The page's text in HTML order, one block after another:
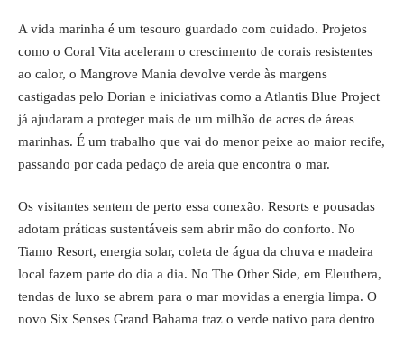
A vida marinha é um tesouro guardado com cuidado. Projetos
como o Coral Vita aceleram o crescimento de corais resistentes
ao calor, o Mangrove Mania devolve verde às margens
castigadas pelo Dorian e iniciativas como a Atlantis Blue Project
já ajudaram a proteger mais de um milhão de acres de áreas
marinhas. É um trabalho que vai do menor peixe ao maior recife,
passando por cada pedaço de areia que encontra o mar.
Os visitantes sentem de perto essa conexão. Resorts e pousadas
adotam práticas sustentáveis sem abrir mão do conforto. No
Tiamo Resort, energia solar, coleta de água da chuva e madeira
local fazem parte do dia a dia. No The Other Side, em Eleuthera,
tendas de luxo se abrem para o mar movidas a energia limpa. O
novo Six Senses Grand Bahama traz o verde nativo para dentro